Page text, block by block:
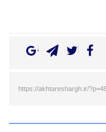
https://akhtareshargh.ir/